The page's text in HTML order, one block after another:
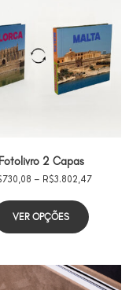
Fotolivro 2 Capas
730,08 – R$3.802,47
VER OPÇÕES